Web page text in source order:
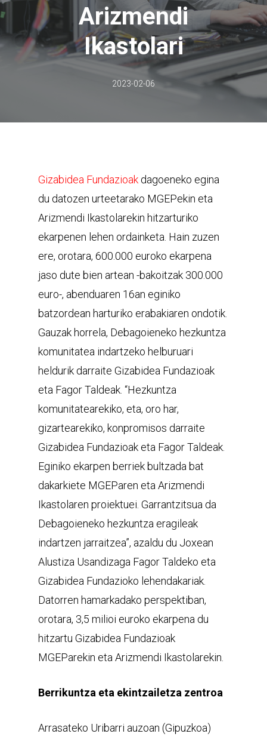
Arizmendi
Ikastolari
2023-02-06
Gizabidea Fundazioak dagoeneko egina
du datozen urteetarako MGEPekin eta
Arizmendi Ikastolarekin hitzarturiko
ekarpenen lehen ordainketa. Hain zuzen
ere, orotara, 600.000 euroko ekarpena
jaso dute bien artean -bakoitzak 300.000
euro-, abenduaren 16an eginiko
batzordean harturiko erabakiaren ondotik.
Gauzak horrela, Debagoieneko hezkuntza
komunitatea indartzeko helburuari
heldurik darraite Gizabidea Fundazioak
eta Fagor Taldeak. “Hezkuntza
komunitatearekiko, eta, oro har,
gizartearekiko, konpromisos darraite
Gizabidea Fundazioak eta Fagor Taldeak.
Eginiko ekarpen berriek bultzada bat
dakarkiete MGEParen eta Arizmendi
Ikastolaren proiektuei. Garrantzitsua da
Debagoieneko hezkuntza eragileak
indartzen jarraitzea”, azaldu du Joxean
Alustiza Usandizaga Fagor Taldeko eta
Gizabidea Fundazioko lehendakariak.
Datorren hamarkadako perspektiban,
orotara, 3,5 milioi euroko ekarpena du
hitzartu Gizabidea Fundazioak
MGEParekin eta Arizmendi Ikastolarekin.
Berrikuntza eta ekintzailetza zentroa
Arrasateko Uribarri auzoan (Gipuzkoa)